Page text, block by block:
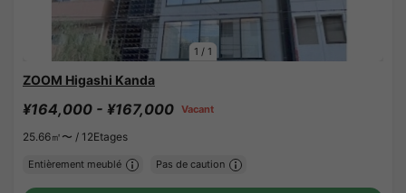
1 / 1
ZOOM Higashi Kanda
¥164,000 - ¥167,000 Vacant
25.66㎡〜 / 12Etages
Entièrement meublé Pas de caution